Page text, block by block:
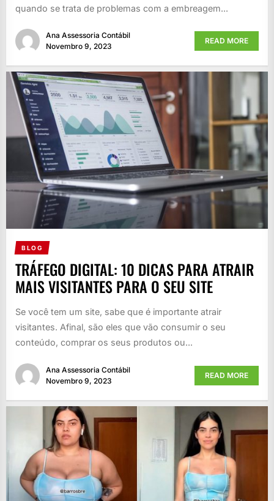
quando se trata de problemas com a embreagem...
Ana Assessoria Contábil
Novembro 9, 2023
READ MORE
BLOG
TRÁFEGO DIGITAL: 10 DICAS PARA ATRAIR
MAIS VISITANTES PARA O SEU SITE
Se você tem um site, sabe que é importante atrair
visitantes. Afinal, são eles que vão consumir o seu
conteúdo, comprar os seus produtos ou...
Ana Assessoria Contábil
Novembro 9, 2023
READ MORE